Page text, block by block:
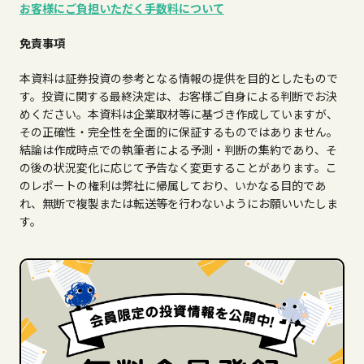
お客様にご負担いただく手数料について
免責事項
本資料は証券投資の参考となる情報の提供を目的としたもので
す。投資に関する最終決定は、お客様ご自身による判断でお決
めください。本資料は企業取材等に基づき作成していますが、
その正確性・完全性を全面的に保証するものではありません。
結論は作成時点での執筆者による予測・判断の集約であり、そ
の後の状況変化に応じて予告なく変更することがあります。こ
のレポートの権利は弊社に帰属しており、いかなる目的であ
れ、無断で複製または転送等を行わないようにお願いいたしま
す。